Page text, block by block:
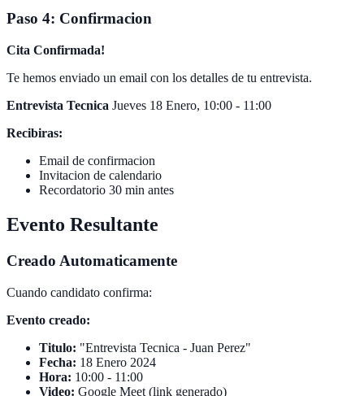
Paso 4: Confirmacion
Cita Confirmada!
Te hemos enviado un email con los detalles de tu entrevista.
Entrevista Tecnica Jueves 18 Enero, 10:00 - 11:00
Recibiras:
Email de confirmacion
Invitacion de calendario
Recordatorio 30 min antes
Evento Resultante
Creado Automaticamente
Cuando candidato confirma:
Evento creado:
Titulo: "Entrevista Tecnica - Juan Perez"
Fecha: 18 Enero 2024
Hora: 10:00 - 11:00
Video: Google Meet (link generado)